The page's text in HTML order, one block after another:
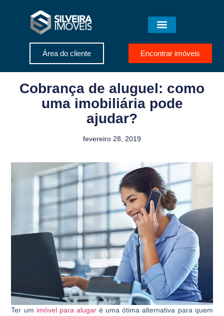
Área do cliente Encontrar imóveis
Cobrança de aluguel: como
uma imobiliária pode
ajudar?
fevereiro 28, 2019
Ter um imóvel para alugaré uma ótima alternativa para quem